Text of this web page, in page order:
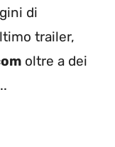
di
trailer,
oltre a dei
.